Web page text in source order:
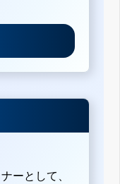
ーとして、